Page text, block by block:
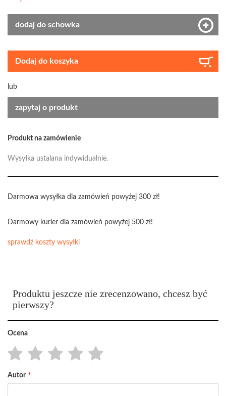
dodaj do schowka
Dodaj do koszyka
lub
zapytaj o produkt
Produkt na zamówienie
Wysyłka ustalana indywidualnie.
Darmowa wysyłka dla zamówień powyżej 300 zł!
Darmowy kurier dla zamówień powyżej 500 zł!
sprawdź koszty wysyłki
Produktu jeszcze nie zrecenzowano, chcesz być
pierwszy?
Ocena
star
stars
stars
stars
stars
Autor